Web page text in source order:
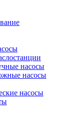
насосы
насосы
насосы